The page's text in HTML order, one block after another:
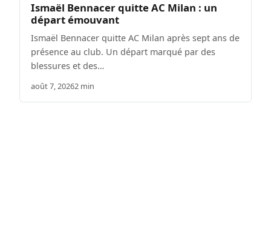
Ismaël Bennacer quitte AC Milan : un
départ émouvant
Ismaël Bennacer quitte AC Milan après sept ans de
présence au club. Un départ marqué par des
blessures et des…
août 7, 20262 min